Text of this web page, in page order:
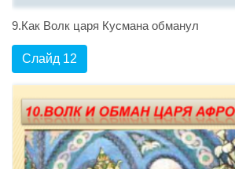
9.Как Волк царя Кусмана обманул
Слайд 12